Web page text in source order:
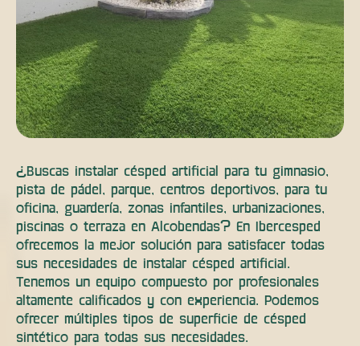
¿Buscas instalar césped artificial para tu gimnasio,
pista de pádel, parque, centros deportivos, para tu
oficina, guardería, zonas infantiles, urbanizaciones,
piscinas o terraza en Alcobendas? En Ibercesped
ofrecemos la mejor solución para satisfacer todas
sus necesidades de instalar césped artificial.
Tenemos un equipo compuesto por profesionales
altamente calificados y con experiencia. Podemos
ofrecer múltiples tipos de superficie de césped
sintético para todas sus necesidades.